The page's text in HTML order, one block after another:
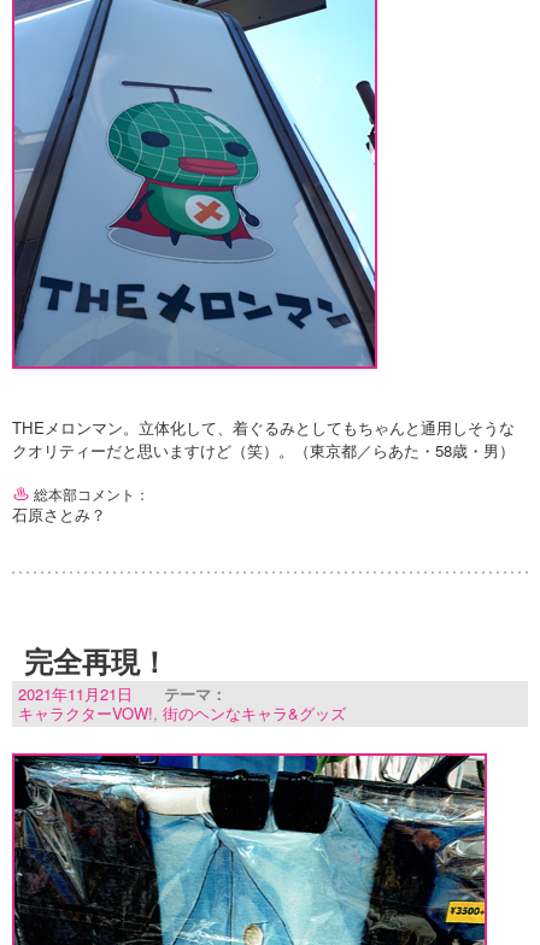
THEメロンマン。立体化して、着ぐるみとしてもちゃんと通用しそうな
クオリティーだと思いますけど（笑）。（東京都／らあた・58歳・男）
総本部コメント：
石原さとみ？
完全再現！
2021年11月21日
テーマ：
キャラクターVOW!, 街のヘンなキャラ&グッズ